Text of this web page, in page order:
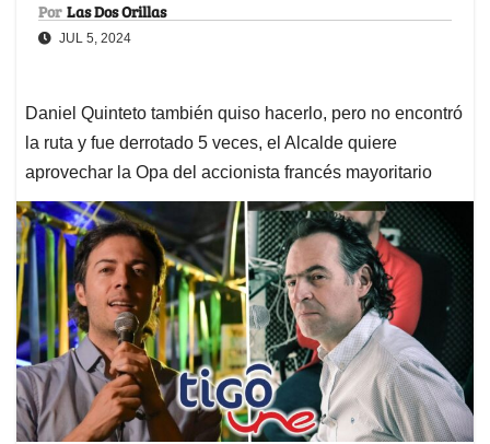
Por Las Dos Orillas
JUL 5, 2024
Daniel Quinteto también quiso hacerlo, pero no encontró
la ruta y fue derrotado 5 veces, el Alcalde quiere
aprovechar la Opa del accionista francés mayoritario